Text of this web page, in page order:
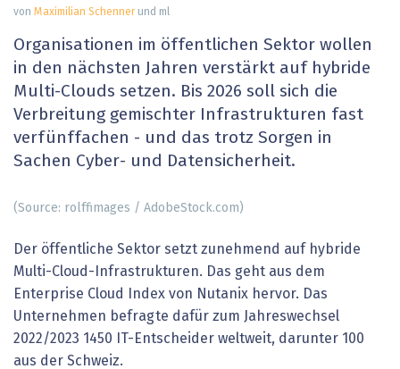
von Maximilian Schennerund ml
Organisationen im öffentlichen Sektor wollen
in den nächsten Jahren verstärkt auf hybride
Multi-Clouds setzen. Bis 2026 soll sich die
Verbreitung gemischter Infrastrukturen fast
verfünffachen - und das trotz Sorgen in
Sachen Cyber- und Datensicherheit.
(Source: rolffimages / AdobeStock.com)
Der öffentliche Sektor setzt zunehmend auf hybride
Multi-Cloud-Infrastrukturen. Das geht aus dem
Enterprise Cloud Index von Nutanix hervor. Das
Unternehmen befragte dafür zum Jahreswechsel
2022/2023 1450 IT-Entscheider weltweit, darunter 100
aus der Schweiz.